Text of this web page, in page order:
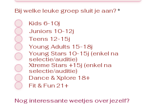
e
d
Bij welke leuke groep sluit je aan?*
Kids 6-10j
Juniors 10-12j
Teens 12-15j
Young Adults 15-18j
Young Stars 10-15j (enkel na
selectie/auditie)
Xtreme Stars +15j (enkel na
selectie/auditie)
Dance & Xplore 18+
Fit & Fun 21+
Nog interessante weetjes over jezelf?